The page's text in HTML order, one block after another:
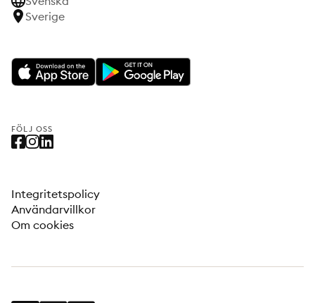
Sverige
FÖLJ OSS
Integritetspolicy
Användarvillkor
Om cookies